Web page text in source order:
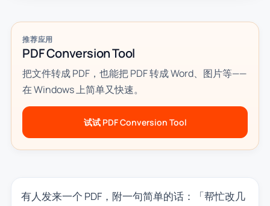
推荐应用
PDF Conversion Tool
把文件转成 PDF，也能把 PDF 转成 Word、图片等——
在 Windows 上简单又快速。
试试 PDF Conversion Tool
有人发来一个 PDF，附一句简单的话：「帮忙改几